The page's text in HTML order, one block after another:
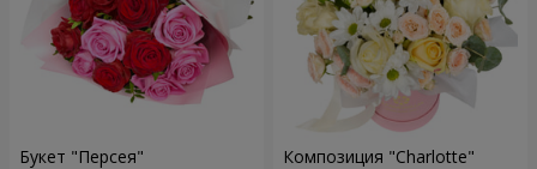
Букет "Персея" Композиция "Charlotte"